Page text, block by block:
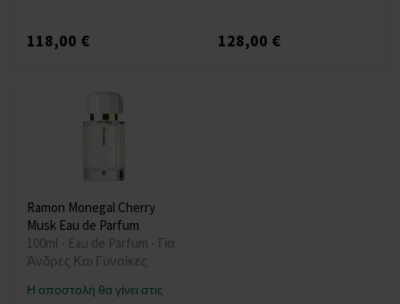
118,00 € 128,00 €
Ramon Monegal Cherry
Musk Eau de Parfum
100ml - Eau de Parfum - Για
Άνδρες Και Γυναίκες
Η αποστολή θα γίνει στις